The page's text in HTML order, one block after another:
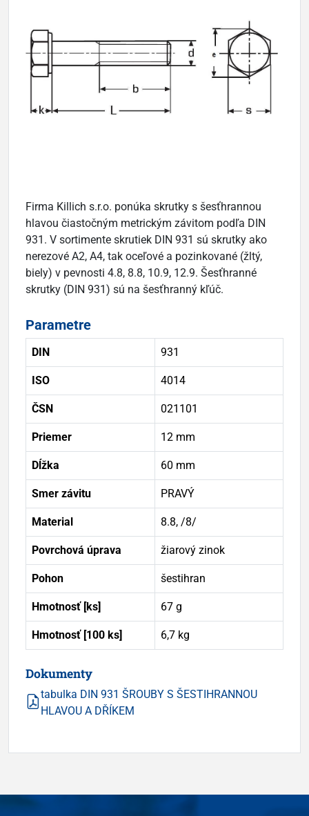
Firma Killich s.r.o. ponúka skrutky s šesťhrannou
hlavou čiastočným metrickým závitom podľa DIN
931. V sortimente skrutiek DIN 931 sú skrutky ako
nerezové A2, A4, tak oceľové a pozinkované (žltý,
biely) v pevnosti 4.8, 8.8, 10.9, 12.9. Šesťhranné
skrutky (DIN 931) sú na šesťhranný kľúč.
Parametre
DIN 931
ISO 4014
ČSN 021101
Priemer 12 mm
Dĺžka 60 mm
Smer závitu PRAVÝ
Material 8.8, /8/
Povrchová úprava žiarový zinok
Pohon šestihran
Hmotnosť [ks] 67 g
Hmotnosť [100 ks] 6,7 kg
Dokumenty
tabulka DIN 931 ŠROUBY S ŠESTIHRANNOU
HLAVOU A DŘÍKEM